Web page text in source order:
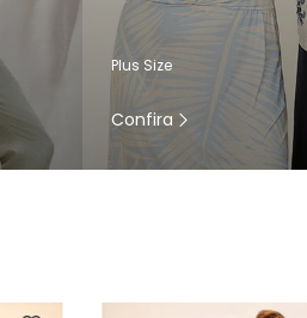
Plus Size
Confira